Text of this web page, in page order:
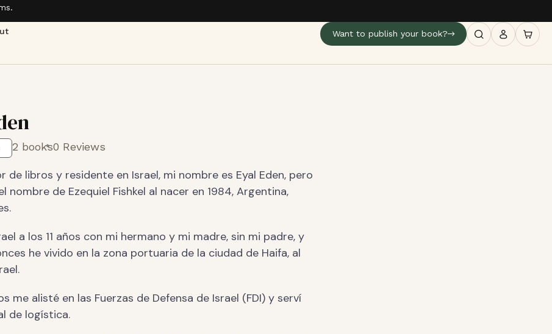
Want to publish your book?
2 books0 Reviews
de libros y residente en Israel, mi nombre es Eyal Eden, pero
nombre de Ezequiel Fishkel al nacer en 1984, Argentina,
a los 11 años con mi hermano y mi madre, sin mi padre, y
he vivido en la zona portuaria de la ciudad de Haifa, al
me alisté en las Fuerzas de Defensa de Israel (FDI) y serví
de logística.